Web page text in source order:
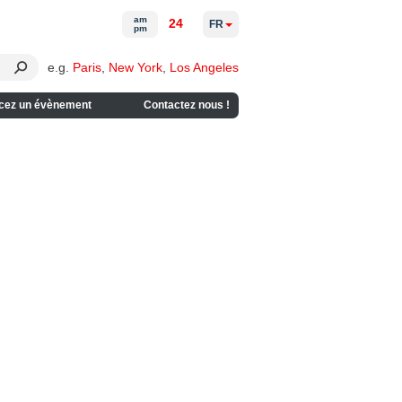
e.g. Paris New York Los Angeles
un évènement Contactez nous !
am
pm
24 FR